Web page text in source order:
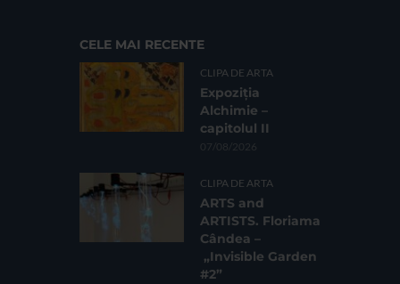
CELE MAI RECENTE
CLIPA DE ARTA
Expoziția
Alchimie –
capitolul II
07/08/2026
CLIPA DE ARTA
ARTS and
ARTISTS. Floriama
Cândea –
„Invisible Garden
#2”